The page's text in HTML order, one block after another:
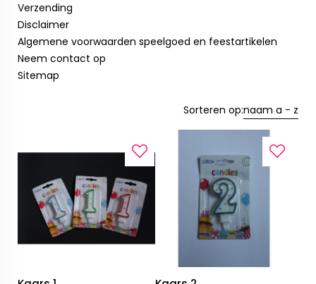
Verzending
Disclaimer
Algemene voorwaarden speelgoed en feestartikelen
Neem contact op
Sitemap
Sorteren op:naam a - z